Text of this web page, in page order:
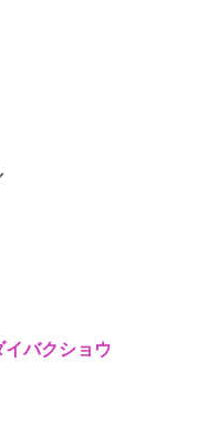
バクショウ